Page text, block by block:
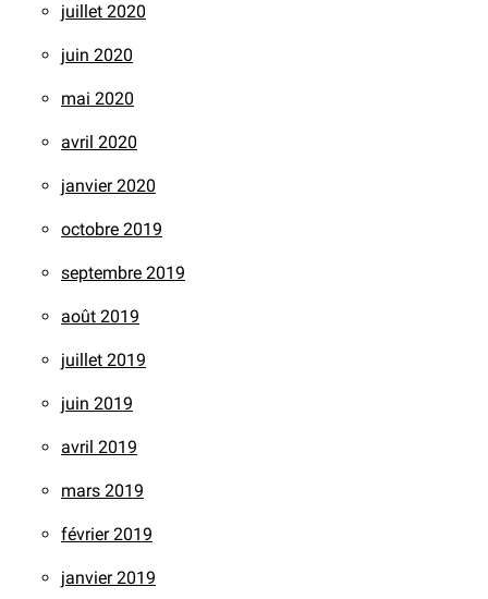
juillet 2020
juin 2020
mai 2020
avril 2020
janvier 2020
octobre 2019
septembre 2019
août 2019
juillet 2019
juin 2019
avril 2019
mars 2019
février 2019
janvier 2019